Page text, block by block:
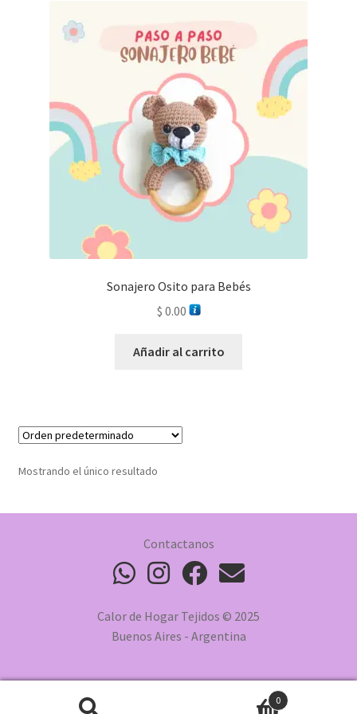
Sonajero Osito para Bebés
$ 0.00
Añadir al carrito
Mostrando el único resultado
Contactanos
Calor de Hogar Tejidos © 2025
Buenos Aires - Argentina
0